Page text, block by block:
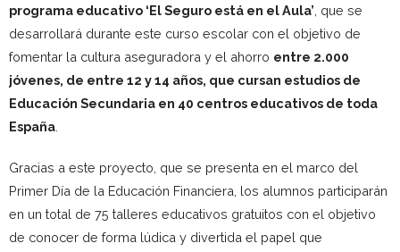
programa educativo ‘El Seguro está en el Aula’ , que se
desarrollará durante este curso escolar con el objetivo de
fomentar la cultura aseguradora y el ahorro entre 2.000
jóvenes, de entre 12 y 14 años, que cursan estudios de
Educación Secundaria en 40 centros educativos de toda
España
Gracias a este proyecto, que se presenta en el marco del
Primer Día de la Educación Financiera, los alumnos participarán
en un total de 75 talleres educativos gratuitos con el objetivo
de conocer de forma lúdica y divertida el papel que